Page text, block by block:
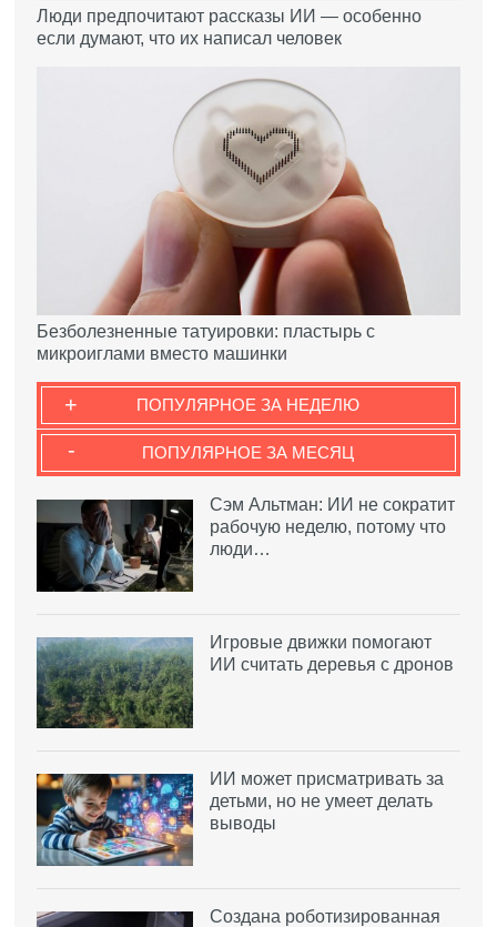
Люди предпочитают рассказы ИИ — особенно
если думают, что их написал человек
Безболезненные татуировки: пластырь с
микроиглами вместо машинки
ПОПУЛЯРНОЕ ЗА НЕДЕЛЮ
+
ПОПУЛЯРНОЕ ЗА МЕСЯЦ
-
Сэм Альтман: ИИ не сократит
рабочую неделю, потому что
люди…
Игровые движки помогают
ИИ считать деревья с дронов
ИИ может присматривать за
детьми, но не умеет делать
выводы
Создана роботизированная